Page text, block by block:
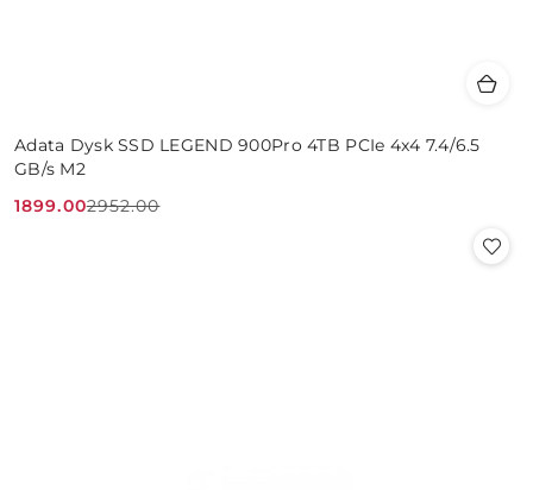
Adata Dysk SSD LEGEND 900Pro 4TB PCIe 4x4 7.4/6.5
GB/s M2
Cena
1899.00
Cena
2952.00